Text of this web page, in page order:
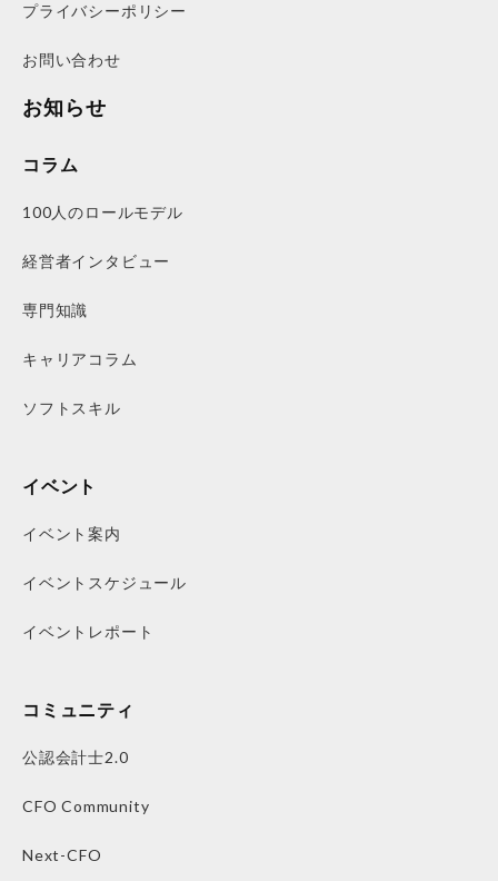
プライバシーポリシー
お問い合わせ
お知らせ
コラム
100人のロールモデル
経営者インタビュー
専門知識
キャリアコラム
ソフトスキル
イベント
イベント案内
イベントスケジュール
イベントレポート
コミュニティ
公認会計士2.0
CFO Community
Next-CFO